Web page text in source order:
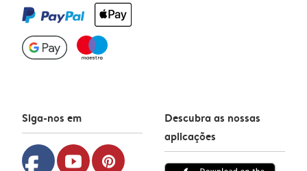
Siga-nos em
youtube pinterest
Descubra as nossas
aplicações